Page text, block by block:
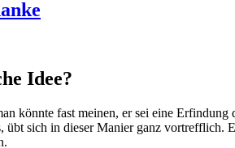
Idee?
könnte fast meinen, er sei eine Erfindung
übt sich in dieser Manier ganz vortrefflich.